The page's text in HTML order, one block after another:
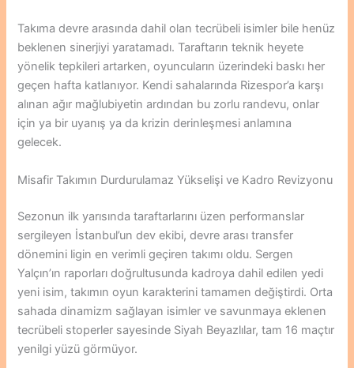
Takıma devre arasında dahil olan tecrübeli isimler bile henüz
beklenen sinerjiyi yaratamadı. Taraftarın teknik heyete
yönelik tepkileri artarken, oyuncuların üzerindeki baskı her
geçen hafta katlanıyor. Kendi sahalarında Rizespor’a karşı
alınan ağır mağlubiyetin ardından bu zorlu randevu, onlar
için ya bir uyanış ya da krizin derinleşmesi anlamına
gelecek.
Misafir Takımın Durdurulamaz Yükselişi ve Kadro Revizyonu
Sezonun ilk yarısında taraftarlarını üzen performanslar
sergileyen İstanbul’un dev ekibi, devre arası transfer
dönemini ligin en verimli geçiren takımı oldu. Sergen
Yalçın’ın raporları doğrultusunda kadroya dahil edilen yedi
yeni isim, takımın oyun karakterini tamamen değiştirdi. Orta
sahada dinamizm sağlayan isimler ve savunmaya eklenen
tecrübeli stoperler sayesinde Siyah Beyazlılar, tam 16 maçtır
yenilgi yüzü görmüyor.